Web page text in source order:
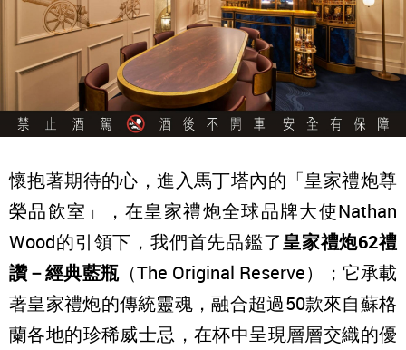
懷抱著期待的心，進入馬丁塔內的「皇家禮炮尊
榮品飲室」，在皇家禮炮全球品牌大使Nathan
Wood的引領下，我們首先品鑑了皇家禮炮62禮
讚－經典藍瓶（The Original Reserve）；它承載
著皇家禮炮的傳統靈魂，融合超過50款來自蘇格
蘭各地的珍稀威士忌，在杯中呈現層層交織的優